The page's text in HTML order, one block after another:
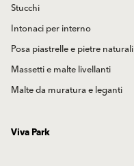
Stucchi
Intonaci per interno
Posa piastrelle e pietre naturali
Massetti e malte livellanti
Malte da muratura e leganti
Viva Park